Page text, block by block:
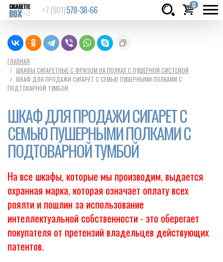
+7 (901)578-38-66 0
руб.
ГЛАВНАЯ
ШКАФЫ СИГАРЕТНЫЕ С ФРИЗОМ НА ПОЛКАХ С ПУШЕРНОЙ СИСТЕМОЙ
ШКАФ ДЛЯ ПРОДАЖИ СИГАРЕТ С СЕМЬЮ ПУШЕРНЫМИ ПОЛКАМИ С
ПОДТОВАРНОЙ ТУМБОЙ
ШКАФ ДЛЯ ПРОДАЖИ СИГАРЕТ С
СЕМЬЮ ПУШЕРНЫМИ ПОЛКАМИ С
ПОДТОВАРНОЙ ТУМБОЙ
На все шкафы, которые мы производим, выдается
охранная марка, которая означает оплату всех
роялти и пошлин за использование
интеллектуальной собственности - это оберегает
покупателя от претензий владельцев действующих
патентов.